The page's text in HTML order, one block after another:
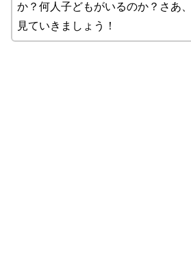
か？何人子どもがいるのか？さあ
見ていきましょう！